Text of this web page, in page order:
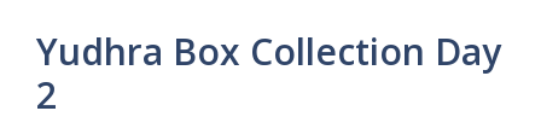
Yudhra Box Collection Day
2